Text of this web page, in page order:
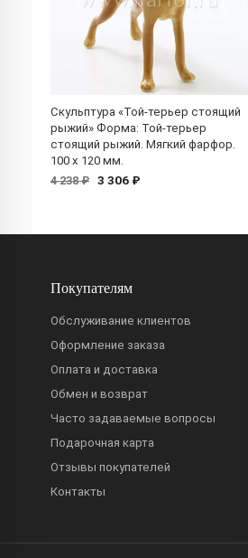
Скульптура «Той-терьер стоящий
рыжий» Форма: Той-терьер
стоящий рыжий. Мягкий фарфор.
100 x 120 мм.
4 238 ₽ 3 306 ₽
Покупателям
Обслуживание клиентов
Оформление заказа
Оплата и доставка
Обмен и возврат
Часто задаваемые вопросы
Подарочная карта
Отзывы покупателей
Контакты